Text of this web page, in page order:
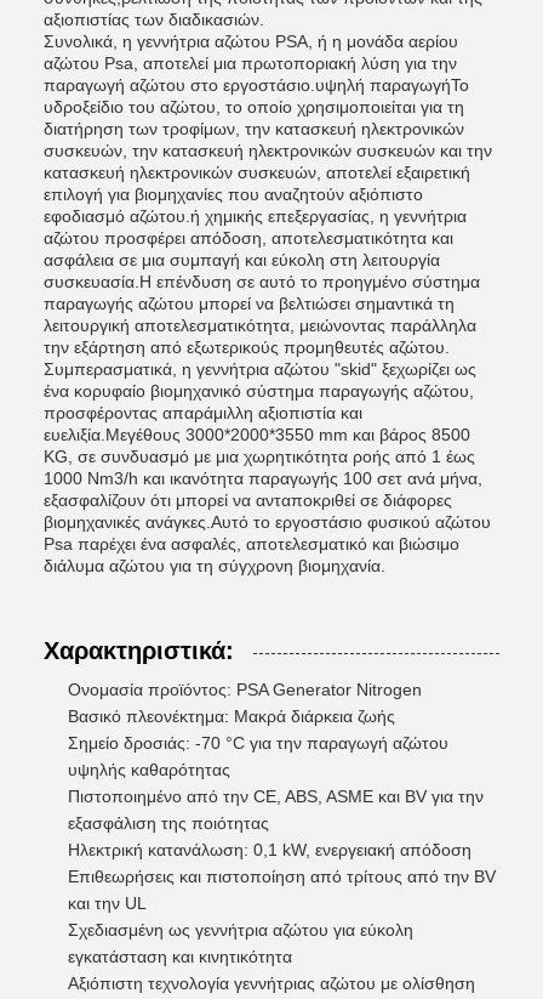
αξιοπιστίας των διαδικασιών.
Συνολικά, η γεννήτρια αζώτου PSA, ή η μονάδα αερίου
αζώτου Psa, αποτελεί μια πρωτοποριακή λύση για την
παραγωγή αζώτου στο εργοστάσιο.υψηλή παραγωγήΤο
υδροξείδιο του αζώτου, το οποίο χρησιμοποιείται για τη
διατήρηση των τροφίμων, την κατασκευή ηλεκτρονικών
συσκευών, την κατασκευή ηλεκτρονικών συσκευών και την
κατασκευή ηλεκτρονικών συσκευών, αποτελεί εξαιρετική
επιλογή για βιομηχανίες που αναζητούν αξιόπιστο
εφοδιασμό αζώτου.ή χημικής επεξεργασίας, η γεννήτρια
αζώτου προσφέρει απόδοση, αποτελεσματικότητα και
ασφάλεια σε μια συμπαγή και εύκολη στη λειτουργία
συσκευασία.Η επένδυση σε αυτό το προηγμένο σύστημα
παραγωγής αζώτου μπορεί να βελτιώσει σημαντικά τη
λειτουργική αποτελεσματικότητα, μειώνοντας παράλληλα
την εξάρτηση από εξωτερικούς προμηθευτές αζώτου.
Συμπερασματικά, η γεννήτρια αζώτου "skid" ξεχωρίζει ως
ένα κορυφαίο βιομηχανικό σύστημα παραγωγής αζώτου,
προσφέροντας απαράμιλλη αξιοπιστία και
ευελιξία.Μεγέθους 3000*2000*3550 mm και βάρος 8500
KG, σε συνδυασμό με μια χωρητικότητα ροής από 1 έως
1000 Nm3/h και ικανότητα παραγωγής 100 σετ ανά μήνα,
εξασφαλίζουν ότι μπορεί να ανταποκριθεί σε διάφορες
βιομηχανικές ανάγκες.Αυτό το εργοστάσιο φυσικού αζώτου
Psa παρέχει ένα ασφαλές, αποτελεσματικό και βιώσιμο
διάλυμα αζώτου για τη σύγχρονη βιομηχανία.
Χαρακτηριστικά:
Ονομασία προϊόντος: PSA Generator Nitrogen
Βασικό πλεονέκτημα: Μακρά διάρκεια ζωής
Σημείο δροσιάς: -70 °C για την παραγωγή αζώτου
υψηλής καθαρότητας
Πιστοποιημένο από την CE, ABS, ASME και BV για την
εξασφάλιση της ποιότητας
Ηλεκτρική κατανάλωση: 0,1 kW, ενεργειακή απόδοση
Επιθεωρήσεις και πιστοποίηση από τρίτους από την BV
και την UL
Σχεδιασμένη ως γεννήτρια αζώτου για εύκολη
εγκατάσταση και κινητικότητα
Αξιόπιστη τεχνολογία γεννήτριας αζώτου με ολίσθηση